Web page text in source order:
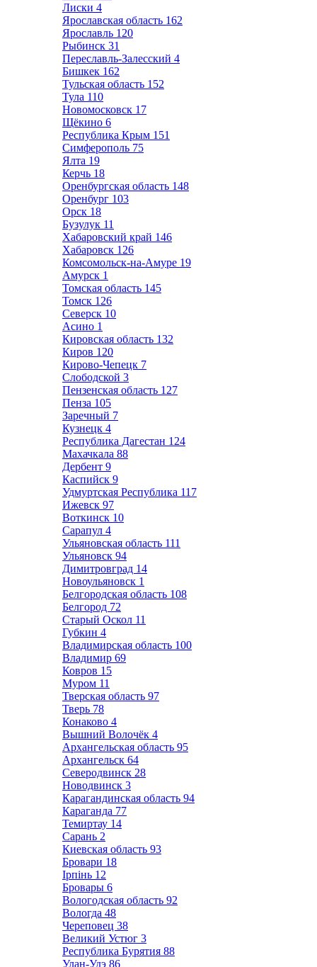
Лиски 4
Ярославская область 162
Ярославль 120
Рыбинск 31
Переславль-Залесский 4
Бишкек 162
Тульская область 152
Тула 110
Новомосковск 17
Щёкино 6
Республика Крым 151
Симферополь 75
Ялта 19
Керчь 18
Оренбургская область 148
Оренбург 103
Орск 18
Бузулук 11
Хабаровский край 146
Хабаровск 126
Комсомольск-на-Амуре 19
Амурск 1
Томская область 145
Томск 126
Северск 10
Асино 1
Кировская область 132
Киров 120
Кирово-Чепецк 7
Слободской 3
Пензенская область 127
Пенза 105
Заречный 7
Кузнецк 4
Республика Дагестан 124
Махачкала 88
Дербент 9
Каспийск 9
Удмуртская Республика 117
Ижевск 97
Воткинск 10
Сарапул 4
Ульяновская область 111
Ульяновск 94
Димитровград 14
Новоульяновск 1
Белгородская область 108
Белгород 72
Старый Оскол 11
Губкин 4
Владимирская область 100
Владимир 69
Ковров 15
Муром 11
Тверская область 97
Тверь 78
Конаково 4
Вышний Волочёк 4
Архангельская область 95
Архангельск 64
Северодвинск 28
Новодвинск 3
Карагандинская область 94
Караганда 77
Темиртау 14
Сарань 2
Киевская область 93
Бровари 18
Ірпінь 12
Бровары 6
Вологодская область 92
Вологда 48
Череповец 38
Великий Устюг 3
Республика Бурятия 88
Улан-Удэ 86